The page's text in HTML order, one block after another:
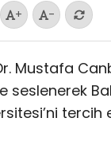
+ -
Mustafa
tercih